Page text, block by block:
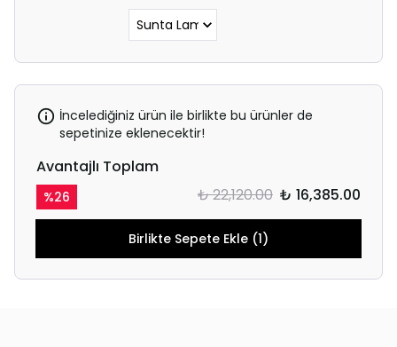
İncelediğiniz ürün ile birlikte bu ürünler de
sepetinize eklenecektir!
Avantajlı Toplam
%26 ₺ 22,120.00 ₺ 16,385.00
Birlikte Sepete Ekle (1)